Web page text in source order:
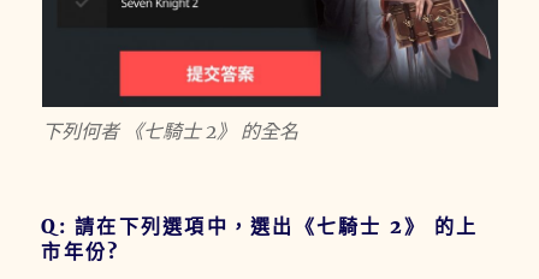
下列何者 《七騎士 2》 的全名
Q: 請在下列選項中，選出《七騎士 2》 的上
市年份?